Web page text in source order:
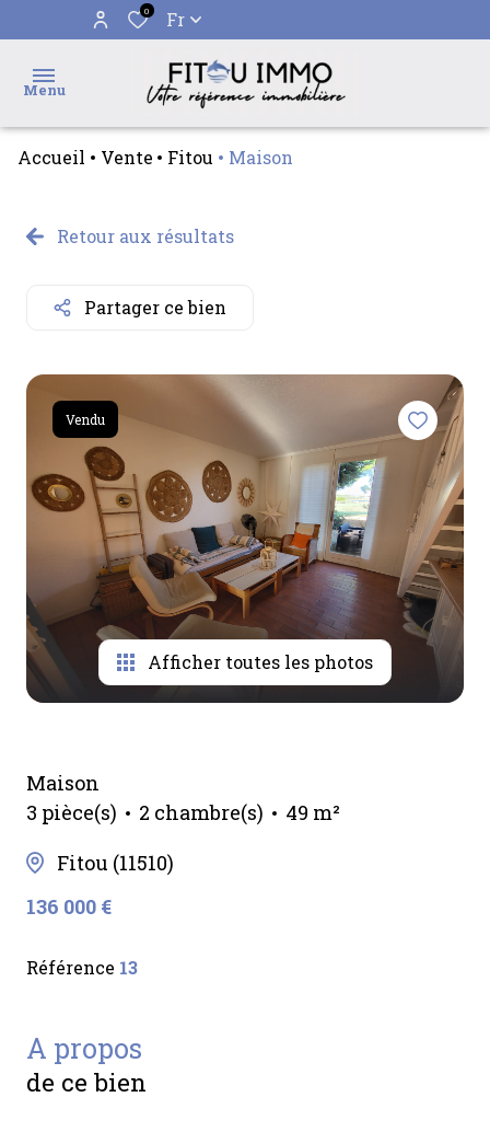
0 Fr
Menu
ventes
mail
contact
Accueil Vente Fitou Maison
Retour aux résultats
Partager ce bien
Vendu
Afficher toutes les photos
Maison
3 pièce(s)
2 chambre(s)
49 m²
Fitou (11510)
136 000 €
Référence 13
a propos
de ce bien